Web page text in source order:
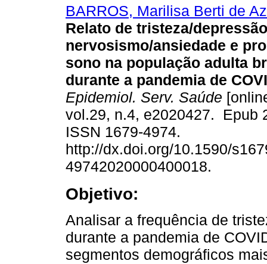
BARROS, Marilisa Berti de
Relato de tristeza/
nervosismo/ansiedade e
sono na população adulta
durante a pandemia de
Epidemiol. Serv. Saúde
vol.29, n.4, e2020427. Epub
ISSN 1679-4974.
http://dx.doi.org/10.1590/
49742020000400018.
Objetivo:
Analisar a frequência de
durante a pandemia de
segmentos demográficos